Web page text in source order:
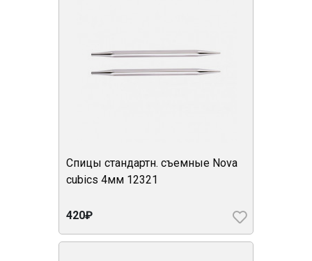
Спицы стандартн. съемные Nova
cubics 4мм 12321
420₽